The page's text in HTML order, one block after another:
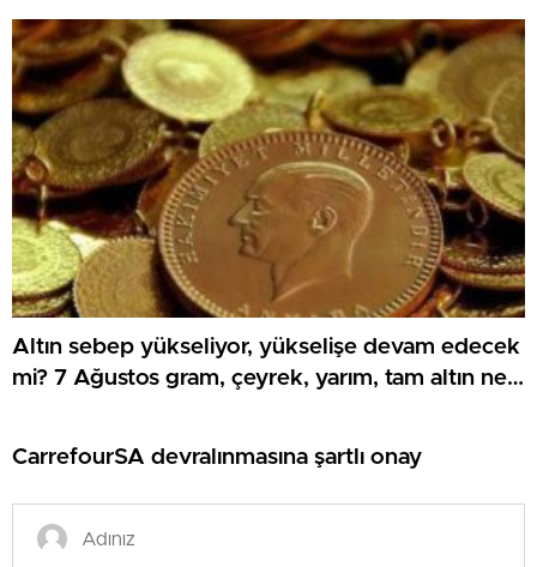
Altın sebep yükseliyor, yükselişe devam edecek
mi? 7 Ağustos gram, çeyrek, yarım, tam altın ne
CarrefourSA devralınmasına şartlı onay